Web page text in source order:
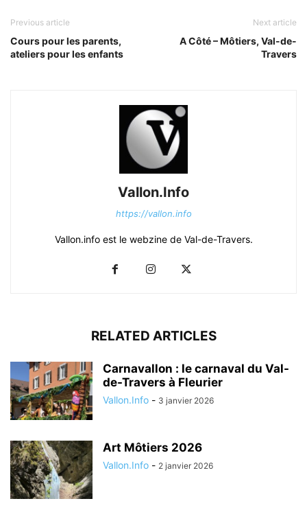
Previous article
Cours pour les parents,
ateliers pour les enfants
Next article
A Côté – Môtiers, Val-de-
Travers
Vallon.Info
https://vallon.info
Vallon.info est le webzine de Val-de-Travers.
RELATED ARTICLES
Carnavallon : le carnaval du Val-
de-Travers à Fleurier
Vallon.Info - 3 janvier 2026
Art Môtiers 2026
Vallon.Info - 2 janvier 2026